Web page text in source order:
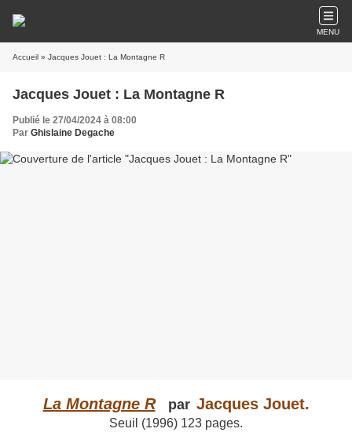
MENU
Accueil » Jacques Jouet : La Montagne R
Jacques Jouet : La Montagne R
Publié le 27/04/2024 à 08:00
Par Ghislaine Degache
La Montagne R par Jacques Jouet.
Seuil (1996) 123 pages.